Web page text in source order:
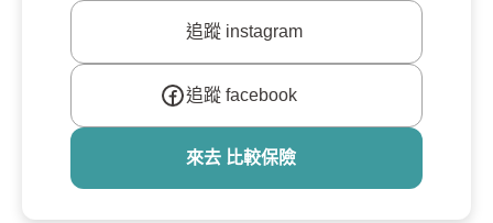
追蹤 instagram
追蹤 facebook
來去 比較保險